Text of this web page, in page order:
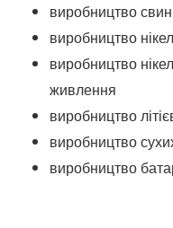
виробництво
виробництво
виробництво
живлення
виробництво
виробництво
виробництво